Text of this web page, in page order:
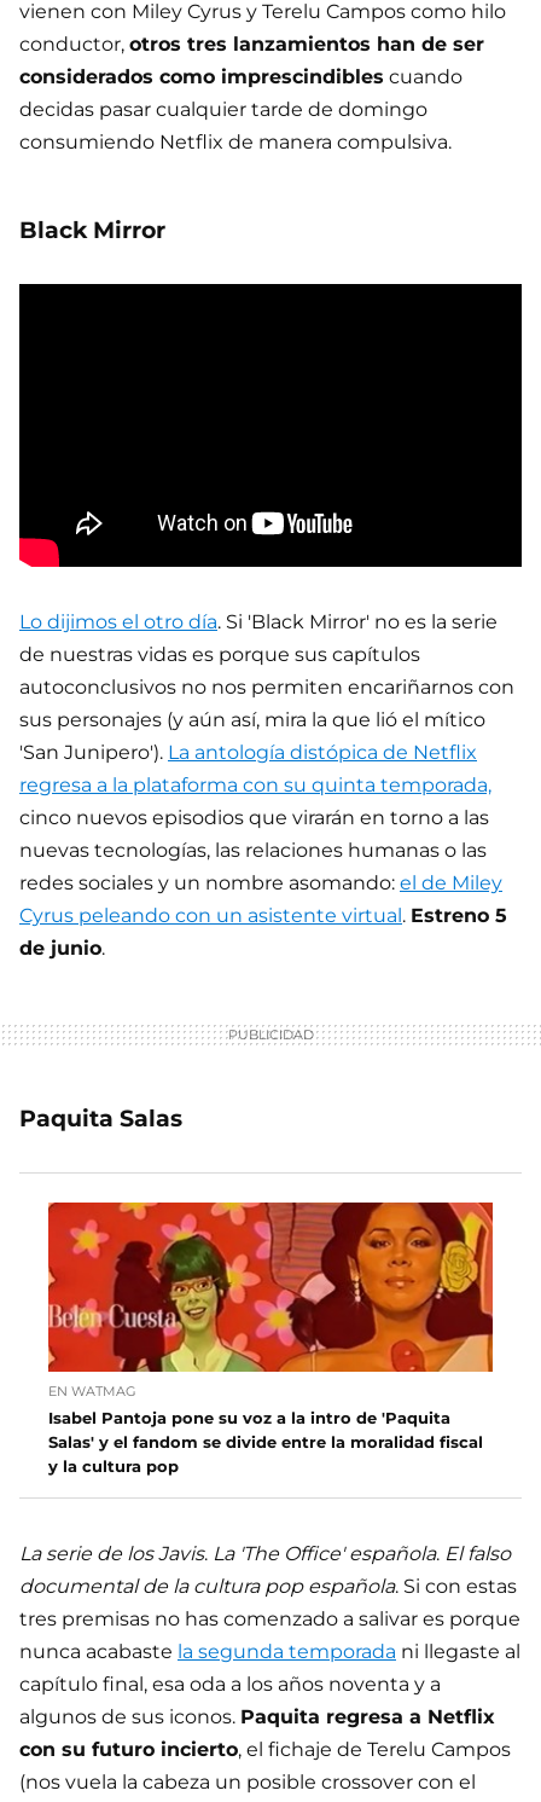
vienen con Miley Cyrus y Terelu Campos como hilo
conductor, otros tres lanzamientos han de ser
considerados como imprescindibles cuando
decidas pasar cualquier tarde de domingo
consumiendo Netflix de manera compulsiva.
Black Mirror
Lo dijimos el otro día. Si 'Black Mirror' no es la serie
de nuestras vidas es porque sus capítulos
autoconclusivos no nos permiten encariñarnos con
sus personajes (y aún así, mira la que lió el mítico
'San Junipero'). La antología distópica de Netflix
regresa a la plataforma con su quinta temporada,
cinco nuevos episodios que virarán en torno a las
nuevas tecnologías, las relaciones humanas o las
redes sociales y un nombre asomando: el de Miley
Cyrus peleando con un asistente virtual. Estreno 5
de junio.
Paquita Salas
EN WATMAG
Isabel Pantoja pone su voz a la intro de 'Paquita
Salas' y el fandom se divide entre la moralidad fiscal
y la cultura pop
La serie de los Javis. La 'The Office' española. El falso
documental de la cultura pop española. Si con estas
tres premisas no has comenzado a salivar es porque
nunca acabaste la segunda temporada ni llegaste al
capítulo final, esa oda a los años noventa y a
algunos de sus iconos. Paquita regresa a Netflix
con su futuro incierto, el fichaje de Terelu Campos
(nos vuela la cabeza un posible crossover con el